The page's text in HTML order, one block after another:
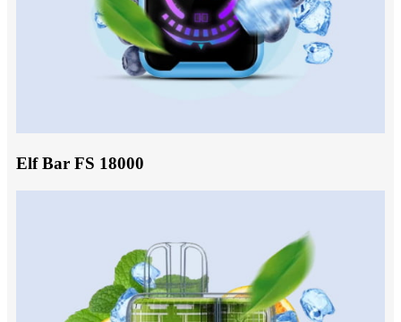
Elf Bar FS 18000